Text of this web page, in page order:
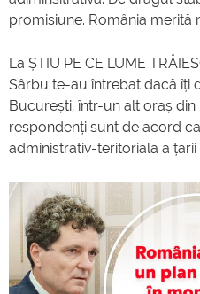
promisiune. România merită
La ȘTIU PE CE LUME
Sârbu te-au întrebat dacă îți
București, într-un alt oraș din
respondenți sunt de acord
administrativ-teritorială a